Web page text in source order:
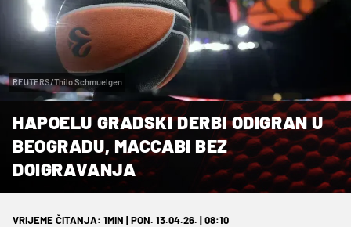
REUTERS/Thilo Schmuelgen
HAPOELU GRADSKI DERBI ODIGRAN U
BEOGRADU, MACCABI BEZ
DOIGRAVANJA
VRIJEME ČITANJA: 1MIN | PON. 13.04.26. | 08:10